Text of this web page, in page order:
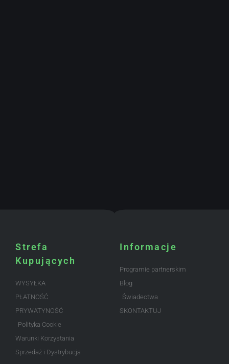
Strefa
Kupujących
WYSYŁKA
PŁATNOŚĆ
PRYWATYNOŚĆ
Polityka Cookie
Warunki Korzystania
Sprzedaż i Dystrybucja
Informacje
Programie partnerskim
Blog
Świadectwa
SKONTAKTUJ